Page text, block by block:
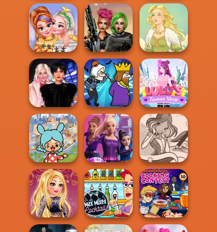
Manga Creator
Vampire Hunter
P...
Manga Creator
Vampire Hunter
P...
Manga Creator
Vampire Hunter
P...
New Christmas
Sweater Design
Cyberpunk
Shieldmaidens
Goddess Freya
Wednesday
Besties Fun Day
Murder
Lulus Fashion
World
Toca Boca
Everything
Unlocked
Spy Squad
Academy
Winx Paint Fairy
Color